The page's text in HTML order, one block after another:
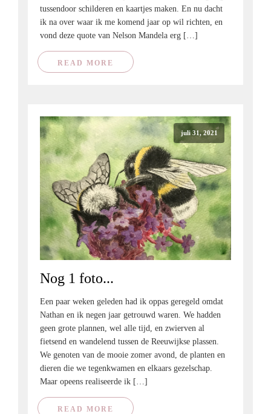
tussendoor schilderen en kaartjes maken. En nu dacht
ik na over waar ik me komend jaar op wil richten, en
vond deze quote van Nelson Mandela erg […]
READ MORE
juli 31, 2021
Nog 1 foto...
Een paar weken geleden had ik oppas geregeld omdat
Nathan en ik negen jaar getrouwd waren. We hadden
geen grote plannen, wel alle tijd, en zwierven al
fietsend en wandelend tussen de Reeuwijkse plassen.
We genoten van de mooie zomer avond, de planten en
dieren die we tegenkwamen en elkaars gezelschap.
Maar opeens realiseerde ik […]
READ MORE